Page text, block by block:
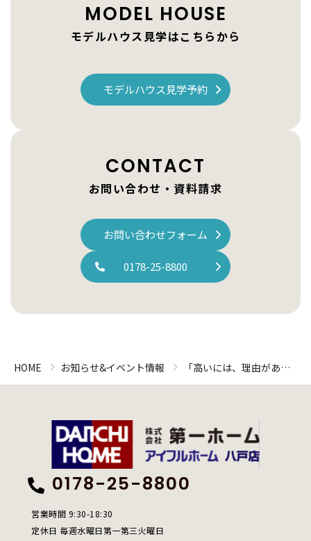
MODEL HOUSE
モデルハウス見学はこちらから
モデルハウス見学予約
CONTACT
お問い合わせ・資料請求
お問い合わせフォーム
0178-25-8800
HOME お知らせ&イベント情報
「高いには、理由があ
る。」八戸・湊高台が選
0178-25-8800
営業時間 9:30-18:30
定休日 毎週水曜日第一第三火曜日